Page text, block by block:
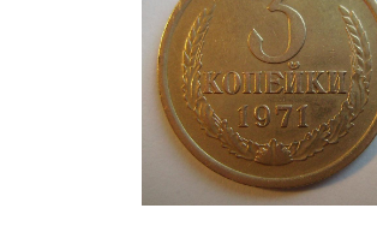
Памятные и донативные
Сибирские монеты
Для Молдавии и Валахии
Таврические монеты
Для Пруссии
Альбертусталер
Анна Иоанновна (1730-1740)
Петр II (1727-1730)
Екатерина I (1725-1727)
Петр I (1682-1725)